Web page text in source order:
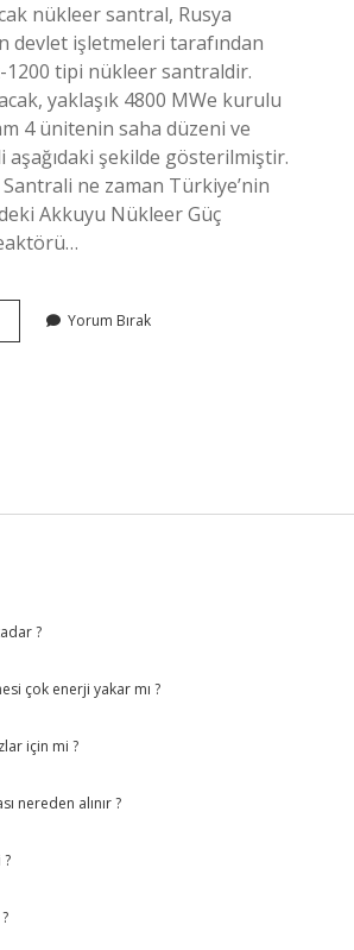
nükleer santral, Rusya
devlet işletmeleri tarafından
1200 tipi nükleer santraldir.
yaklaşık 4800 MWe kurulu
4 ünitenin saha düzeni ve
aşağıdaki şekilde gösterilmiştir.
ne zaman Türkiye’nin
Akkuyu Nükleer Güç
Yorum Bırak
?
çok enerji yakar mı ?
için mi ?
nereden alınır ?
?